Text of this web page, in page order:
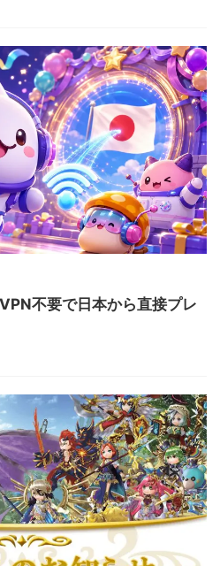
不要で日本から直接プレ